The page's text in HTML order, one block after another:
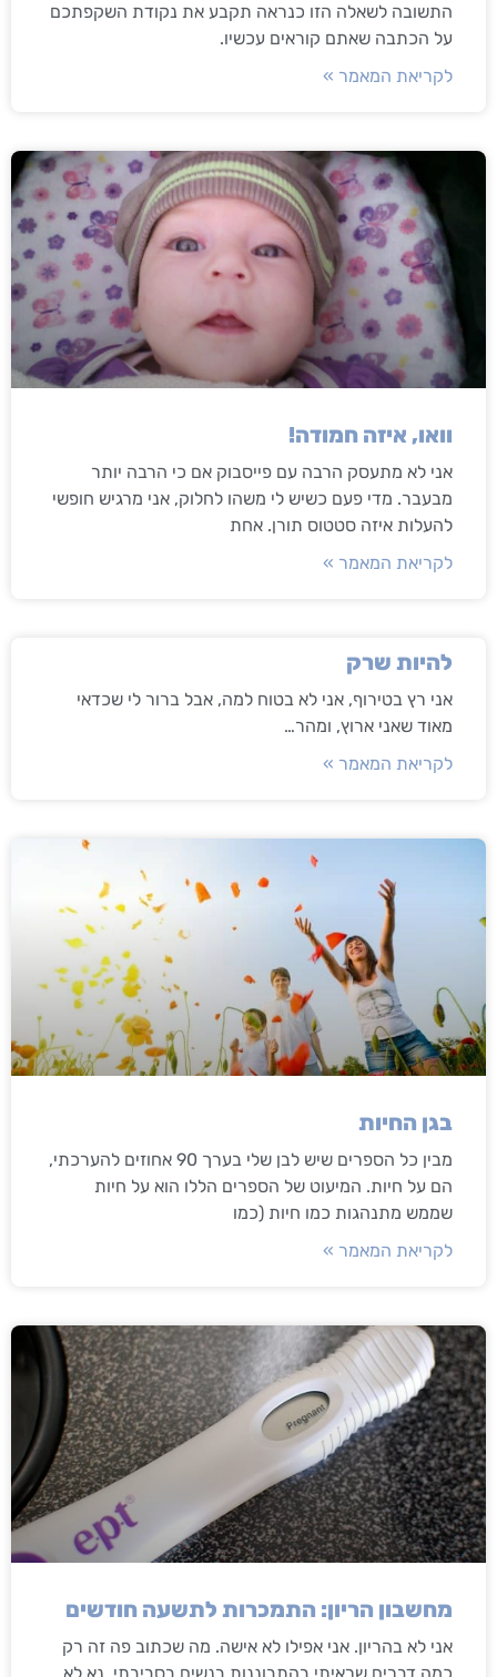
התשובה לשאלה הזו כנראה תקבע את נקודת השקפתכם
על הכתבה שאתם קוראים עכשיו.
לקריאת המאמר »
וואו, איזה חמודה!
אני לא מתעסק הרבה עם פייסבוק אם כי הרבה יותר
מבעבר. מדי פעם כשיש לי משהו לחלוק, אני מרגיש חופשי
להעלות איזה סטטוס תורן. אחת
לקריאת המאמר »
להיות שרק
אני רץ בטירוף, אני לא בטוח למה, אבל ברור לי שכדאי
מאוד שאני ארוץ, ומהר…
לקריאת המאמר »
בגן החיות
מבין כל הספרים שיש לבן שלי בערך 90 אחוזים להערכתי,
הם על חיות. המיעוט של הספרים הללו הוא על חיות
שממש מתנהגות כמו חיות (כמו
לקריאת המאמר »
מחשבון הריון: התמכרות לתשעה חודשים
אני לא בהריון. אני אפילו לא אישה. מה שכתוב פה זה רק